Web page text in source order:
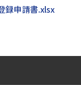
録申請書.xlsx